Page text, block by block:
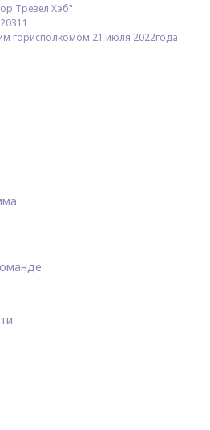
Тревел Хэб"
горисполкомом 21 июля 2022года